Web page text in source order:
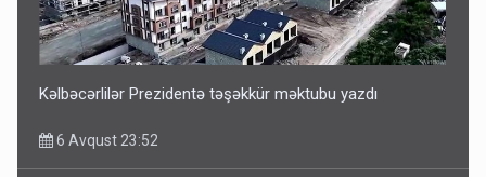
ŞOK! David Seliverstov ölkədən qaçdı
6 Avqust 14:14
Kəlbəcərlilər Prezidentə təşəkkür məktubu yazdı
6 Avqust 23:52